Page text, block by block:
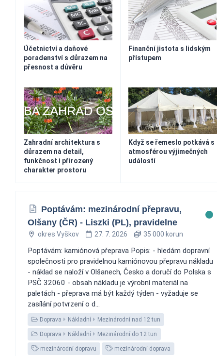
Účetnictví a daňové
poradenství s důrazem na
přesnost a důvěru
Finanční jistota s lidským
přístupem
Zahradní architektura s
důrazem na detail,
funkčnost i přirozený
charakter prostoru
Když se řemeslo potkává s
atmosférou výjimečných
událostí
Poptávám: mezinárodní přepravu,
Olšany (ČR) - Liszki (PL), pravidelne
okres Vyškov 27. 7. 2026 35 000 korun
Poptávám: kamiónová přeprava Popis: - hledám dopravní
společnosti pro pravidelnou kamiónovou přepravu nákladu
- náklad se naloží v Olšanech, Česko a doručí do Polska s
PSČ 32060 - obsah nákladu je výrobní materiál na
paletách - přeprava má být každý týden - vyžaduje se
zasílání potvrzení o d...
Doprava Nákladní Mezinárodní nad 12 tun
Doprava Nákladní Mezinárodní do 12 tun
mezinárodní dopravu mezinárodní doprava